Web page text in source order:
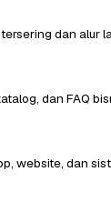
dan alur
dan FAQ
website, dan